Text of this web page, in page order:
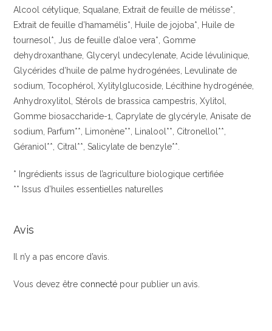
Alcool cétylique, Squalane, Extrait de feuille de mélisse*,
Extrait de feuille d’hamamélis*, Huile de jojoba*, Huile de
tournesol*, Jus de feuille d’aloe vera*, Gomme
dehydroxanthane, Glyceryl undecylenate, Acide lévulinique,
Glycérides d’huile de palme hydrogénées, Levulinate de
sodium, Tocophérol, Xylitylglucoside, Lécithine hydrogénée,
Anhydroxylitol, Stérols de brassica campestris, Xylitol,
Gomme biosaccharide-1, Caprylate de glycéryle, Anisate de
sodium, Parfum**, Limonène**, Linalool**, Citronellol**,
Géraniol**, Citral**, Salicylate de benzyle**.
* Ingrédients issus de l’agriculture biologique certifiée
** Issus d’huiles essentielles naturelles
Avis
Il n’y a pas encore d’avis.
Vous devez être connecté pour publier un avis.